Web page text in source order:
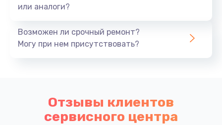
или аналоги?
Возможен ли срочный ремонт?
Могу при нем присутствовать?
Отзывы клиентов
сервисного центра